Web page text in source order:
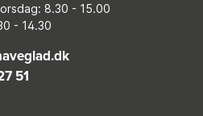
8.30 - 15.00
- 14.30
51